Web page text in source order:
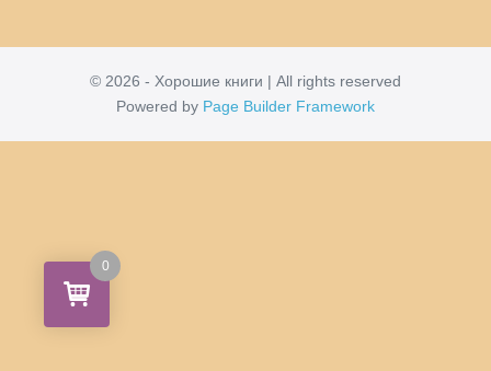
© 2026 - Хорошие книги | All rights reserved
Powered by Page Builder Framework
0